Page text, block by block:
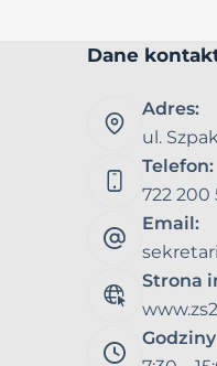
Dane
Adres:
ul.
Telefon:
722 200
Email:
Strona